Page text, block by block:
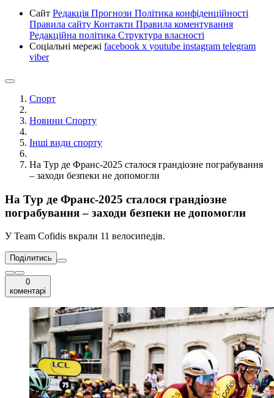
Сайт Редакція Прогнози Політика конфіденційності
Правила сайту Контакти Правила коментування
Редакційна політика Структура власності
Соціальні мережі facebook x youtube instagram telegram
viber
Спорт
Новини Спорту
Інші види спорту
На Тур де Франс-2025 сталося грандіозне пограбування
– заходи безпеки не допомогли
На Тур де Франс-2025 сталося грандіозне
пограбування – заходи безпеки не допомогли
У Team Cofidis вкрали 11 велосипедів.
Поділитись
0
коментарі